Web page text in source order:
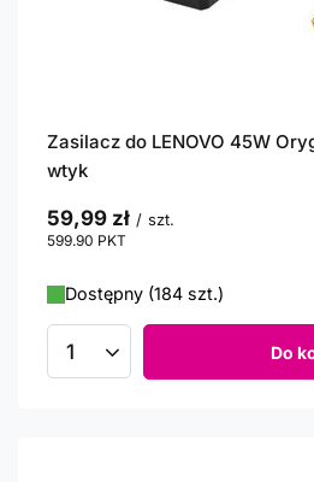
Zasilacz do LENOVO 45W
wtyk
59,99 zł / szt.
599.90 PKT
Dostępny (184 szt.)
Ilość produktów Do